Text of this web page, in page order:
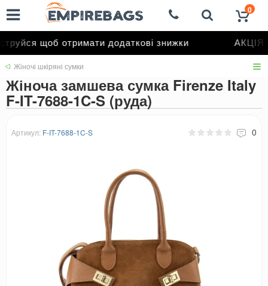
щоб отримати додаткові знижки АКЦІЯ
0
Жіночі шкіряні сумки
Жіноча замшева сумка Firenze Italy
F-IT-7688-1C-S (руда)
Артикул: F-IT-7688-1C-S 0